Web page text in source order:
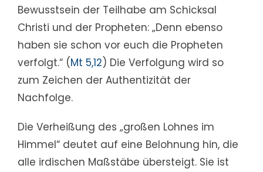
Bewusstsein der Teilhabe am Schicksal
Christi und der Propheten: „Denn ebenso
haben sie schon vor euch die Propheten
verfolgt.“ (Mt 5,12) Die Verfolgung wird so
zum Zeichen der Authentizität der
Nachfolge.
Die Verheißung des „großen Lohnes im
Himmel“ deutet auf eine Belohnung hin, die
alle irdischen Maßstäbe übersteigt. Sie ist